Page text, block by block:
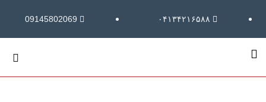
۰۴۱۳۴۲۱۶۵۸۸ 09145802069